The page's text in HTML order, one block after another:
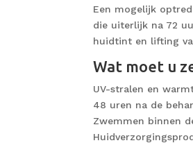
Een mogelijk
die uiterlijk na 72
huidtint en lifting
Wat moet u
UV-stralen en
48 uren na de
Zwemmen binnen